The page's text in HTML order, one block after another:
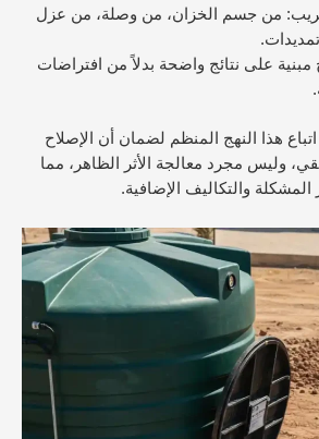
من جسم الخزان، من وصلة، من عزل
مبنية على نتائج واضحة بدلاً من افتراضات
اتباع هذا النهج المنظم لضمان أن الإصلاح
وليس مجرد معالجة الأثر الظاهر، مما
والتكاليف الإضافية.